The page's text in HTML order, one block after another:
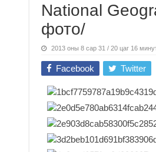
National
фото/
2013 оны 8 сар 31 / 20 цаг 16
Facebook Twitter